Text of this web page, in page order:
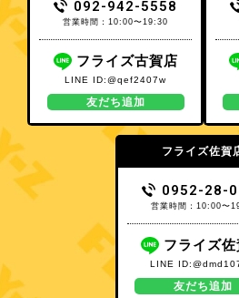
092-942-5558
営業時間：10:00〜19:30
フライズ古賀店
LINE ID:@qef2407w
友だち追加
フライズ佐賀
0952-28-
営業時間：10:00〜
フライズ佐
LINE
友だち追加